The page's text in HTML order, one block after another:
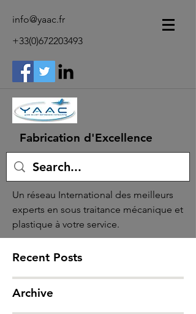
info@yaac.fr
+33(0)672203493
Fabrication d'Excellence
Un réseau International des meilleurs
experts en sous traitance mécanique et
plastique à votre service.
Recent Posts
Archive